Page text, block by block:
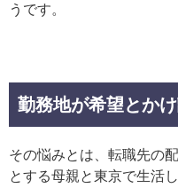
うです。
勤務地が希望とか
その悩みとは、転職先の
とする母親と東京で生活